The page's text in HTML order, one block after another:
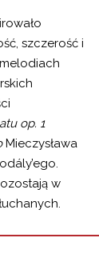
szczerość i
op. 1
Mieczysława
w